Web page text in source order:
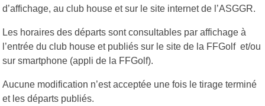
d’affichage, au club house et sur le site internet de l’ASGGR.
Les horaires des départs sont consultables par affichage à
l’entrée du club house et publiés sur le site de la FFGolf et/ou
sur smartphone (appli de la FFGolf).
Aucune modification n’est acceptée une fois le tirage terminé
et les départs publiés.